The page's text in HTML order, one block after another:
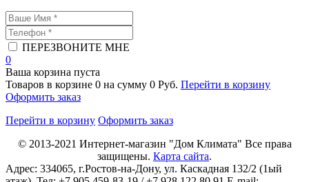
ПЕРЕЗВОНИТЕ МНЕ
0
Ваша корзина пуста
Товаров в корзине 0 на сумму 0 Руб. Перейти в корзину
Оформить заказ
Перейти в корзину Оформить заказ
© 2013-2021 Интернет-магазин "Дом Климата" Все права
защищены. Карта сайта.
Адрес: 334065, г.Ростов-на-Дону, ул. Каскадная 132/2 (1ый